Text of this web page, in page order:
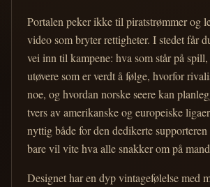
Portalen peker ikke til piratstrømmer og
video som bryter rettigheter. I stedet får
vei inn til kampene: hva som står på
utøvere som er verdt å følge, hvorfor
noe, og hvordan norske seere kan
tvers av amerikanske og europeiske
nyttig både for den dedikerte
bare vil vite hva alle snakker om på
Designet har en dyp vintagefølelse med